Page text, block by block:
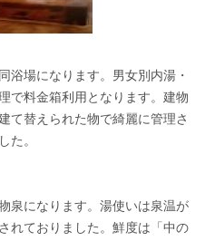
浴場になります。男女別内湯・
で料金箱利用となります。建物
て替えられた物で綺麗に管理さ
た。
泉になります。湯使いは泉温が
れておりました。鮮度は「中の